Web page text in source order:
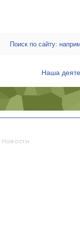
Наша
Новости